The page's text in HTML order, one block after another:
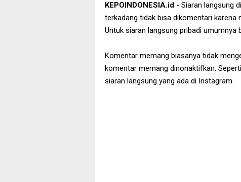
KEPOINDONESIA.id - Siaran langsung
terkadang tidak bisa dikomentari
Untuk siaran langsung pribadi umumnya
Komentar memang biasanya tidak
komentar memang dinonaktifkan.
siaran langsung yang ada di Instagram.